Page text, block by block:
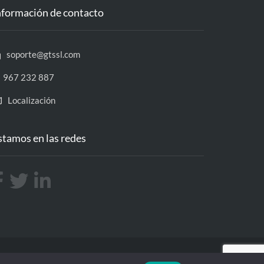
de contacto
soporte@gtssl.com
967 232 887
Localización
en las redes